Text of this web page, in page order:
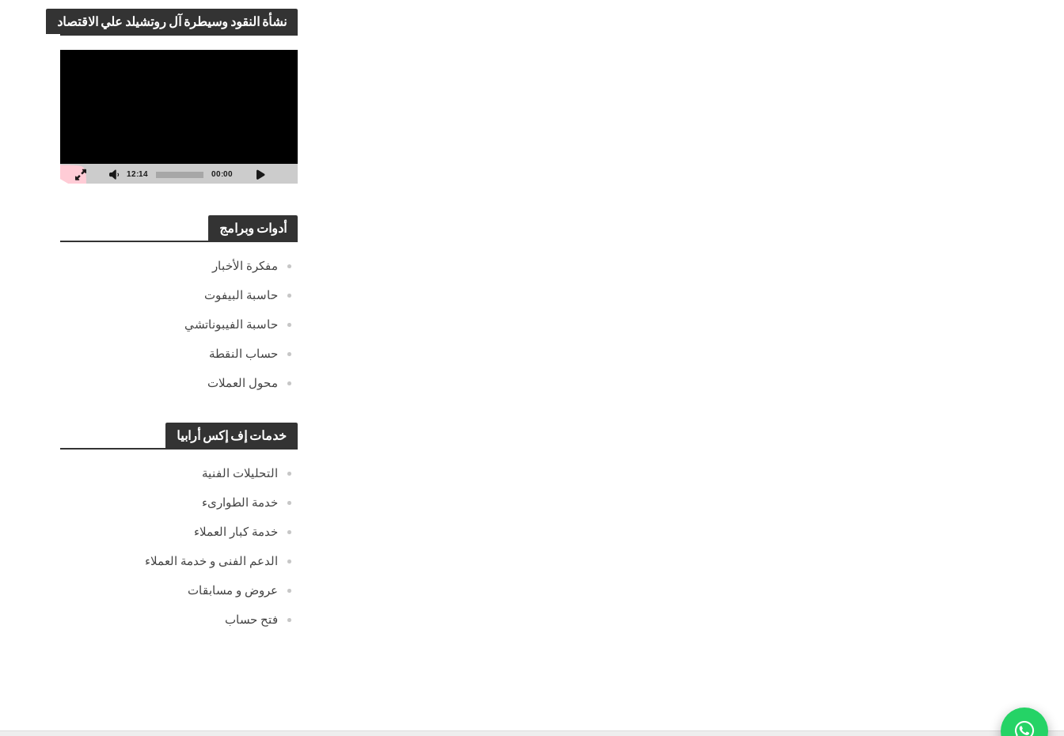
نشأة النقود وسيطرة آل روتشيلد علي الاقتصاد
00:00
12:14
أدوات وبرامج
مفكرة الأخبار
حاسبة البيفوت
حاسبة الفيبوناتشي
حساب النقطة
محول العملات
خدمات إف إكس أرابيا
التحليلات الفنية
خدمة الطوارىء
خدمة كبار العملاء
الدعم الفنى و خدمة العملاء
عروض و مسابقات
فتح حساب